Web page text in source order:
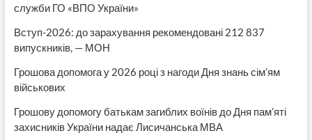
служби ГО «ВПО України»
Вступ-2026: до зарахування рекомендовані 212 837
випускників, — МОН
Грошова допомога у 2026 році з нагоди Дня знань сім’ям
військових
Грошову допомогу батькам загиблих воїнів до Дня пам’яті
захисників України надає Лисичанська МВА